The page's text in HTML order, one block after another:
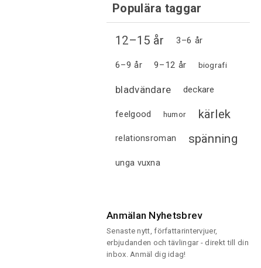
Populära taggar
12–15 år 3–6 år
6–9 år 9–12 år biografi
bladvändare deckare
feelgood humor kärlek
relationsroman spänning
unga vuxna
Anmälan Nyhetsbrev
Senaste nytt, författarintervjuer,
erbjudanden och tävlingar - direkt till din
inbox. Anmäl dig idag!